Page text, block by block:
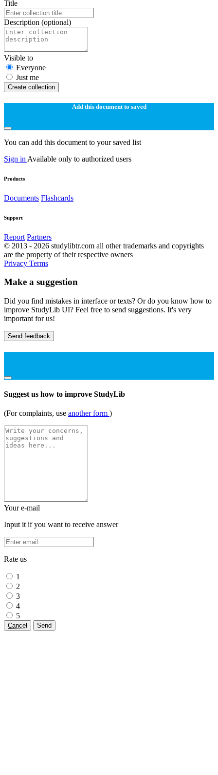
Title
Description (optional)
Visible to
Everyone
Just me
Create collection
Add this document to saved
You can add this document to your saved list
Sign in Available only to authorized users
Products
Documents Flashcards
Support
Report Partners
© 2013 - 2026 studylibtr.com all other trademarks and copyrights
are the property of their respective owners
Privacy Terms
Make a suggestion
Did you find mistakes in interface or texts? Or do you know how to
improve StudyLib UI? Feel free to send suggestions. It's very
important for us!
Send feedback
Suggest us how to improve StudyLib
(For complaints, use another form )
Your e-mail
Input it if you want to receive answer
Rate us
1
2
3
4
5
Cancel Send